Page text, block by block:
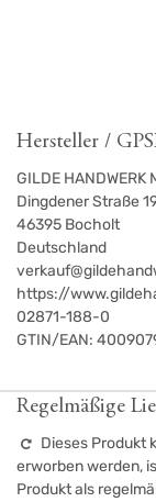
Hersteller /
GILDE HANDWERK
Dingdener Straße
46395 Bocholt
Deutschland
https://
02871-188-0
GTIN/EAN:
Regelmäßige
Dieses Produkt
erworben werden,
Produkt als